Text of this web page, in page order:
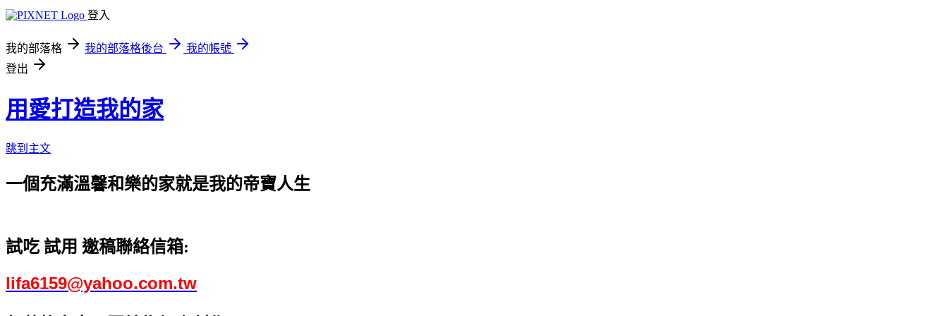
登入
我的部落格 我的部落格後台
我的帳號
登出
用愛打造我的家
跳到主文
一個充滿溫馨和樂的家就是我的帝寶人生
試吃 試用 邀稿聯絡信箱:
lifa6159@yahoo.com.tw